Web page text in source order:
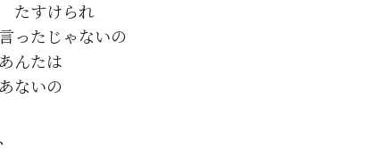
たすけられ
ったじゃないの
んたは